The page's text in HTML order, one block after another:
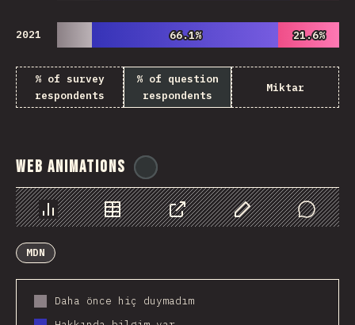
2021 66.1%
66.1% 21.6%
21.6%
% of survey
respondents
% of question
respondents
Miktar
Web Animations
Chart Data Share Customize Data
Comments
MDN
Daha önce hiç duymadım